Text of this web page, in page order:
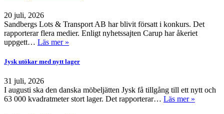
20 juli, 2026
Sandbergs Lots & Transport AB har blivit försatt i konkurs. Det
rapporterar flera medier. Enligt nyhetssajten Carup har åkeriet
uppgett… Läs mer »
Jysk utökar med nytt lager
31 juli, 2026
I augusti ska den danska möbeljätten Jysk få tillgång till ett nytt och
63 000 kvadratmeter stort lager. Det rapporterar… Läs mer »